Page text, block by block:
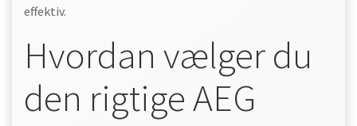
effektiv.
Hvordan vælger du
den rigtige AEG